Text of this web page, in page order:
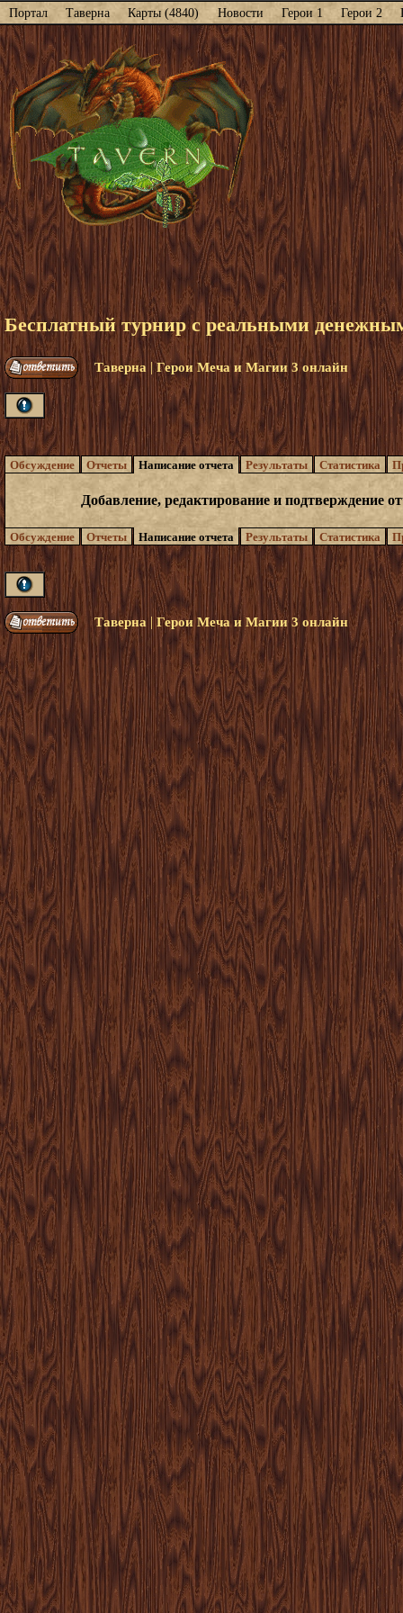
Портал Таверна Карты (4840) Новости Герои 1 Герои 2
Бесплатный турнир с реальными
Таверна |Герои Меча и Магии 3 онлайн
Обсуждение Отчеты Написание отчета Результаты Статистика
Добавление, редактирование и подтверждение
Обсуждение Отчеты Написание отчета Результаты Статистика
Таверна | Герои Меча и Магии 3 онлайн